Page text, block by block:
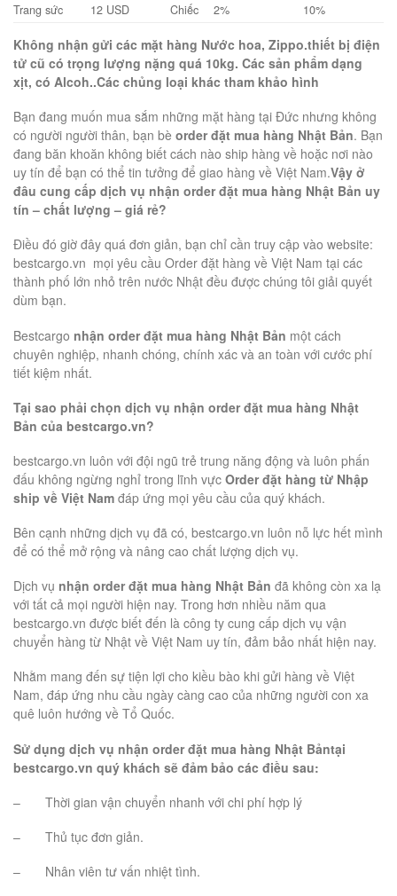
Trang sức 12 USD Chiếc 2% 10%
Không nhận gửi các mặt hàng Nước hoa, Zippo.thiết bị điện
tử cũ có trọng lượng nặng quá 10kg. Các sản phẩm dạng
xịt, có Alcoh..Các chủng loại khác tham khảo hình
Bạn đang muốn mua sắm những mặt hàng tại Đức nhưng không
có người người thân, bạn bè order đặt mua hàng Nhật Bản. Bạn
đang băn khoăn không biết cách nào ship hàng về hoặc nơi nào
uy tín để bạn có thể tin tưởng để giao hàng về Việt Nam.Vậy ở
đâu cung cấp dịch vụ nhận order đặt mua hàng Nhật Bản uy
tín – chất lượng – giá rẻ?
Điều đó giờ đây quá đơn giản, bạn chỉ cần truy cập vào website:
bestcargo.vn mọi yêu cầu Order đặt hàng về Việt Nam tại các
thành phố lớn nhỏ trên nước Nhật đều được chúng tôi giải quyết
dùm bạn.
Bestcargo nhận order đặt mua hàng Nhật Bản một cách
chuyên nghiệp, nhanh chóng, chính xác và an toàn với cước phí
tiết kiệm nhất.
Tại sao phải chọn dịch vụ nhận order đặt mua hàng Nhật
Bản của bestcargo.vn?
bestcargo.vn luôn với đội ngũ trẻ trung năng động và luôn phấn
đấu không ngừng nghỉ trong lĩnh vực Order đặt hàng từ Nhập
ship về Việt Nam đáp ứng mọi yêu cầu của quý khách.
Bên cạnh những dịch vụ đã có, bestcargo.vn luôn nỗ lực hết mình
để có thể mở rộng và nâng cao chất lượng dịch vụ.
Dịch vụ nhận order đặt mua hàng Nhật Bản đã không còn xa lạ
với tất cả mọi người hiện nay. Trong hơn nhiều năm qua
bestcargo.vn được biết đến là công ty cung cấp dịch vụ vận
chuyển hàng từ Nhật về Việt Nam uy tín, đảm bảo nhất hiện nay.
Nhằm mang đến sự tiện lợi cho kiều bào khi gửi hàng về Việt
Nam, đáp ứng nhu cầu ngày càng cao của những người con xa
quê luôn hướng về Tổ Quốc.
Sử dụng dịch vụ nhận order đặt mua hàng Nhật Bảntại
bestcargo.vn quý khách sẽ đảm bảo các điều sau:
– Thời gian vận chuyển nhanh với chi phí hợp lý
– Thủ tục đơn giản.
– Nhân viên tư vấn nhiệt tình.